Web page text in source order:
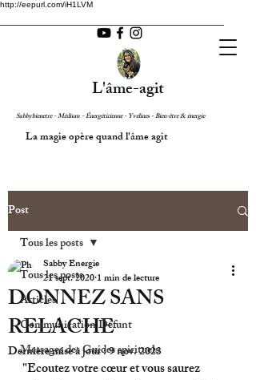
http://eepurl.com/iH1LVM
L'âme-agit
Sabbybienetre - Médium - Énergéticienne - Yvelines - Bien-être & énergie
La magie opère quand l'âme agit
Post
Tous les posts
Articles
Communication Défunt
Messages des Guides spirituels
Tous les posts
DONNEZ SANS
RELACHE
Sabby Energie
21 sept. 20201 min de lecture
Dernière mise à jour :9 nov. 2023
"Ecoutez votre cœur et vous saurez